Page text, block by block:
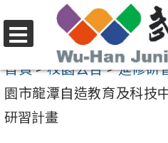
至
要
內
選
單
首頁>校園公告>進修研
園市龍潭自造教育及科技
研習計畫